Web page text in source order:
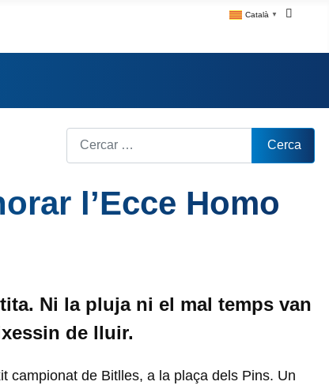
Català ▼
Cerca Cerca
l’Ecce Homo
Ni la pluja ni el mal temps van
de lluir.
campionat de Bitlles, a la plaça dels Pins. Un